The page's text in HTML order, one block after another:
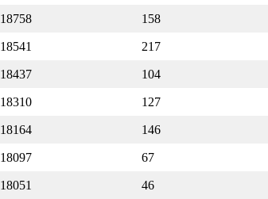
18758 158
18541 217
18437 104
18310 127
18164 146
18097 67
18051 46